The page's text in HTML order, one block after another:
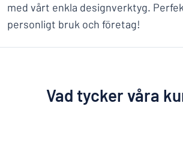
med vårt enkla designverktyg.
personligt bruk och företag!
Vad tycker våra